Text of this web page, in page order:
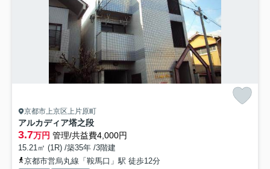
京都市上京区上片原町
アルカディア塔之段
3.7万円 管理/共益費4,000円
15.21㎡ (1R) /築35年 /3階建
京都市営烏丸線「鞍馬口」駅 徒歩12分